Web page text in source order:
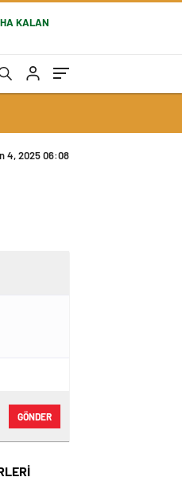
KALAN
4, 2025 06:08
GÖNDER